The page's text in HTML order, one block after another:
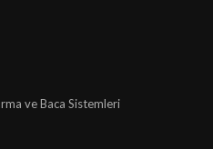
ve Baca Sistemleri